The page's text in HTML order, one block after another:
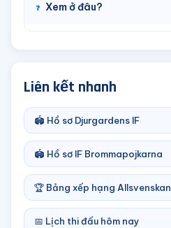
Xem ở đâu?
Liên kết nhanh
🏟️ Hồ sơ Djurgardens IF
🏟️ Hồ sơ IF Brommapojkarna
🏆 Bảng xếp hạng Allsvenskan
📅 Lịch thi đấu hôm nay